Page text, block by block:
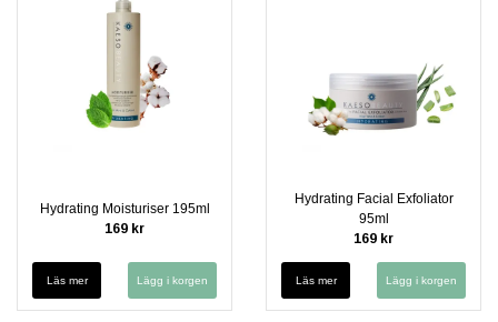
Hydrating Moisturiser 195ml
169 kr
Läs mer
Hydrating Facial Exfoliator
95ml
169 kr
Läs mer